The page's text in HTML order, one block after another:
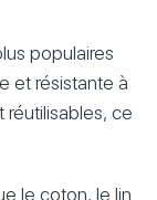
populaires
et résistante à
réutilisables, ce
le coton, le lin